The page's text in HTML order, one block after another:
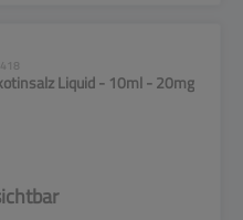
Liquid - 10ml - 20mg